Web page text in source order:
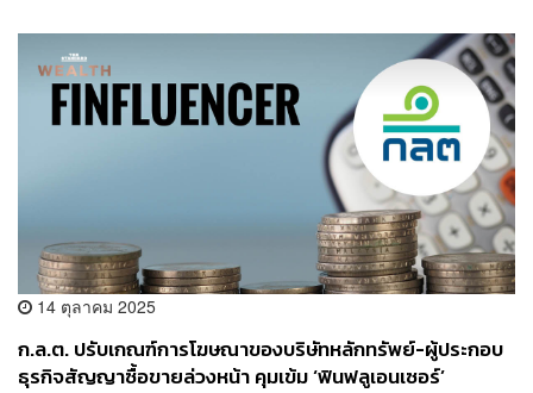
14 ตุลาคม 2025
ก.ล.ต. ปรับเกณฑ์การโฆษณาของบริษัทหลักทรัพย์-ผู้ประกอบ
ธุรกิจสัญญาซื้อขายล่วงหน้า คุมเข้ม ‘ฟินฟลูเอนเซอร์’